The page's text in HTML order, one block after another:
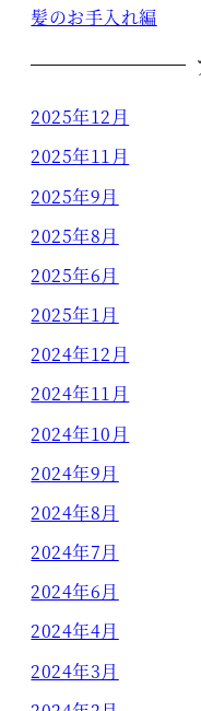
髪のお手入れ編
2025年12月
2025年11月
2025年9月
2025年8月
2025年6月
2025年1月
2024年12月
2024年11月
2024年10月
2024年9月
2024年8月
2024年7月
2024年6月
2024年4月
2024年3月